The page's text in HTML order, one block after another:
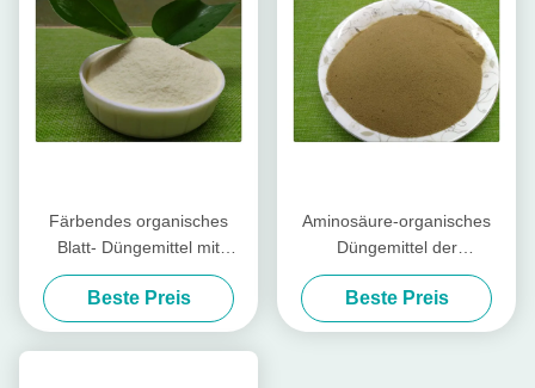
Färbendes organisches
Blatt- Düngemittel mit
Aminosäure-Phenylalanin
und L - Methionin
Beste Preis
Aminosäure-organisches
Düngemittel der
Verpackungs-20kg,
Aminosäure chelierte
Spurenelemente-Pulver
Beste Preis